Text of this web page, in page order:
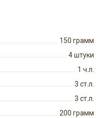
150 грамм
4штуки
1 ч.л.
3 ст.л.
3 ст.л.
200 грамм